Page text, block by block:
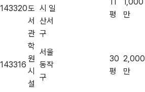
143320도
서
관
시 일
산서
구
평
만
143316
학
원
시
설
서울
동작
구
30
평
2,000
만